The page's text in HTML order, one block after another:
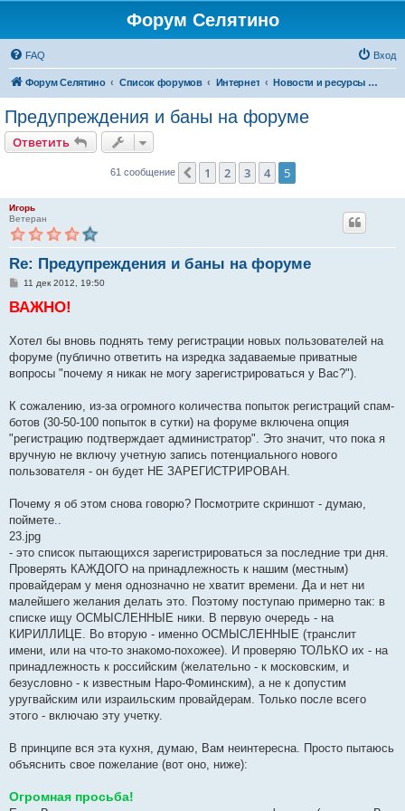
Форум Селятино
FAQ Вход
Форум Селятино Список форумов Интернет Новости и ресурсы Инфосел
Предупреждения и баны на форуме
Ответить
61 сообщение Пред.
1 2 3 4 5
Игорь
Ветеран
Re: Предупреждения и баны на форуме
С
о
б
н
и
11 дек 2012, 19:50
ВАЖНО!
Хотел бы вновь поднять тему регистрации новых пользователей на
форуме (публично ответить на изредка задаваемые приватные
вопросы "почему я никак не могу зарегистрироваться у Вас?").
К сожалению, из-за огромного количества попыток регистраций спам-
ботов (30-50-100 попыток в сутки) на форуме включена опция
"регистрацию подтверждает администратор". Это значит, что пока я
вручную не включу учетную запись потенциального нового
пользователя - он будет НЕ ЗАРЕГИСТРИРОВАН.
Почему я об этом снова говорю? Посмотрите скриншот - думаю,
поймете..
23.jpg
- это список пытающихся зарегистрироваться за последние три дня.
Проверять КАЖДОГО на принадлежность к нашим (местным)
провайдерам у меня однозначно не хватит времени. Да и нет ни
малейшего желания делать это. Поэтому поступаю примерно так: в
списке ищу ОСМЫСЛЕННЫЕ ники. В первую очередь - на
КИРИЛЛИЦЕ. Во вторую - именно ОСМЫСЛЕННЫЕ (транслит
имени, или на что-то знакомо-похожее). И проверяю ТОЛЬКО их - на
принадлежность к российским (желательно - к московским, и
безусловно - к известным Наро-Фоминским), а не к допустим
уругвайским или израильским провайдерам. Только после всего
этого - включаю эту учетку.
В принципе вся эта кухня, думаю, Вам неинтересна. Просто пытаюсь
объяснить свое пожелание (вот оно, ниже):
Огромная просьба!